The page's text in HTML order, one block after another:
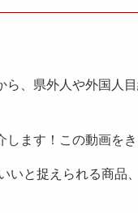
ら、県外人や外国人
ます！この動画を
と捉えられる商品